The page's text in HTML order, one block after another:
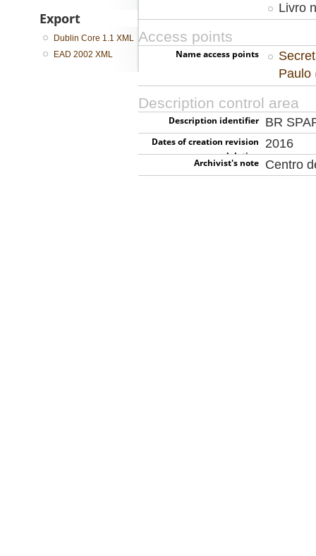
Livro
Access points
Name access points
Paulo
Description control area
Description identifier BR
Dates of creation revision
deletion
2016
Archivist's note Centro
Export
Dublin Core 1.1 XML
EAD 2002 XML